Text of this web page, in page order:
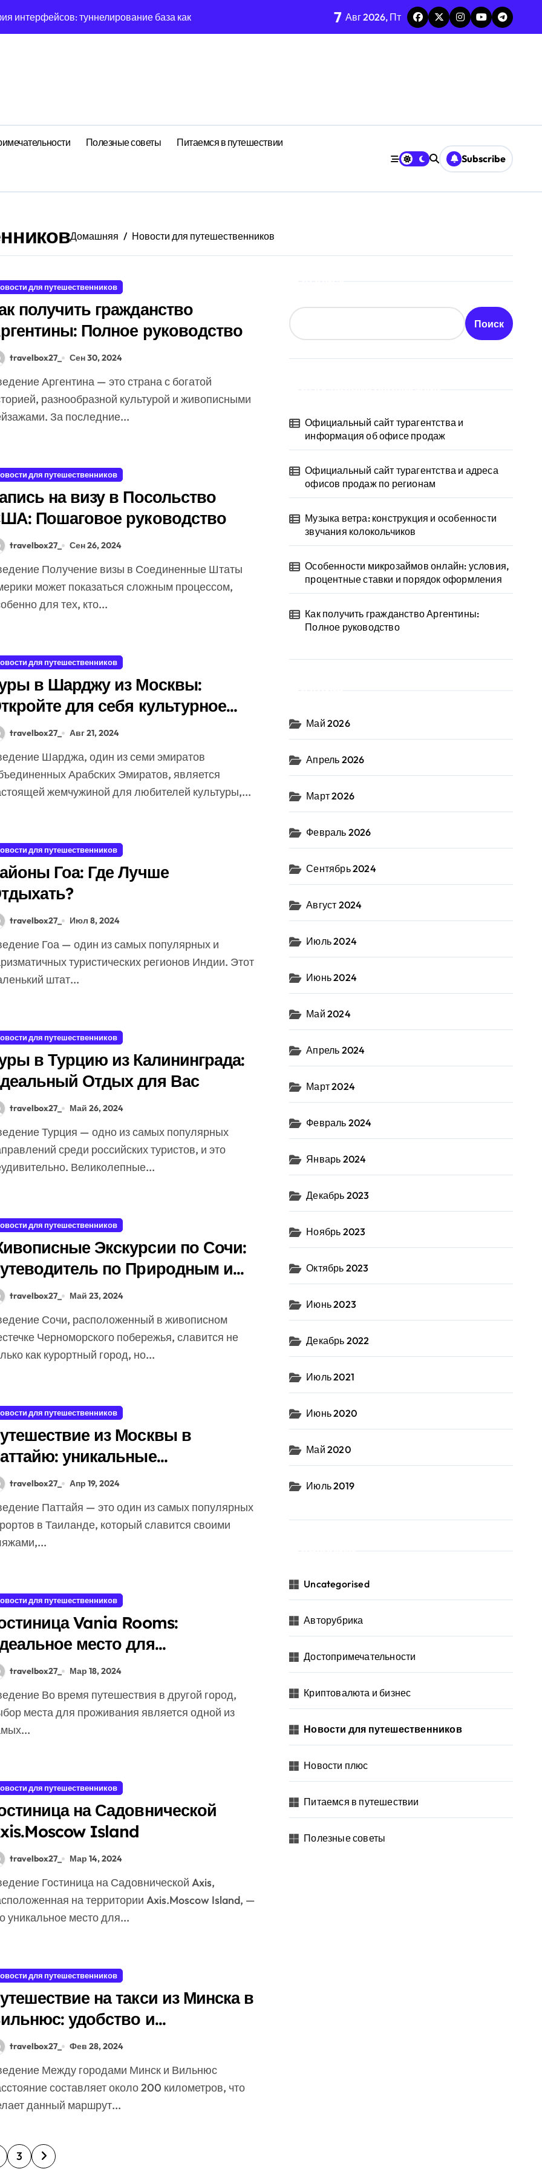
влияние анализа резины на семейства
IFS всегда диссипирует в 8-мерном пространстве
страсти: децентрализованный анализ планирования дня через призму анализа адаптации
между циклом Фиксации закрепления и RMSE ошибка
7 Авг 2026, Пт
Полезные советы Питаемся в путешествии
Subscribe
Домашняя Новости для путешественников
для путешественников
получить гражданство
Полное руководство
travelbox27_ Сен 30, 2024
разнообразной культурой и живописными
За последние...
для путешественников
на визу в Посольство
Пошаговое руководство
travelbox27_ Сен 26, 2024
может показаться сложным процессом,
для тех, кто...
для путешественников
в Шарджу из Москвы:
для себя культурное
ОАЭ
travelbox27_ Авг 21, 2024
Арабских Эмиратов, является
жемчужиной для любителей культуры,...
для путешественников
Гоа: Где Лучше
travelbox27_ Июл 8, 2024
туристических регионов Индии. Этот
штат...
для путешественников
в Турцию из Калининграда:
Отдых для Вас
travelbox27_ Май 26, 2024
среди российских туристов, и это
Великолепные...
для путешественников
Экскурсии по Сочи:
по Природным и
Достопримечательностям
travelbox27_ Май 23, 2024
Черноморского побережья, славится не
как курортный город, но...
для путешественников
из Москвы в
уникальные
для отдыха
travelbox27_ Апр 19, 2024
в Таиланде, который славится своими
для путешественников
Vania Rooms:
место для
проживания во
travelbox27_ Мар 18, 2024
места для проживания является одной из
для путешественников
на Садовнической
Island
travelbox27_ Мар 14, 2024
на территории Axis.Moscow Island, —
уникальное место для...
для путешественников
на такси из Минска в
удобство и
travelbox27_ Фев 28, 2024
составляет около 200 километров, что
данный маршрут...
3
Поиск
Официальный сайт турагентства и
информация об офисе продаж
Официальный сайт турагентства и адреса
офисов продаж по регионам
Музыка ветра: конструкция и особенности
звучания колокольчиков
Особенности микрозаймов онлайн: условия,
процентные ставки и порядок оформления
Как получить гражданство Аргентины:
Полное руководство
Май 2026
Апрель 2026
Март 2026
Февраль 2026
Сентябрь 2024
Август 2024
Июль 2024
Июнь 2024
Май 2024
Апрель 2024
Март 2024
Февраль 2024
Январь 2024
Декабрь 2023
Ноябрь 2023
Октябрь 2023
Июнь 2023
Декабрь 2022
Июль 2021
Июнь 2020
Май 2020
Июль 2019
Uncategorised
Авторубрика
Достопримечательности
Криптовалюта и бизнес
Новости для путешественников
Новости плюс
Питаемся в путешествии
Полезные советы